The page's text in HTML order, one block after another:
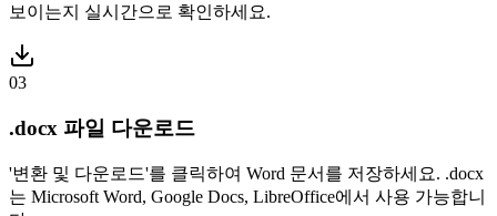
보이는지 실시간으로 확인하세요.
03
.docx 파일 다운로드
'변환 및 다운로드'를 클릭하여 Word 문서를 저장하세요. .docx
는 Microsoft Word, Google Docs, LibreOffice에서 사용 가능합니